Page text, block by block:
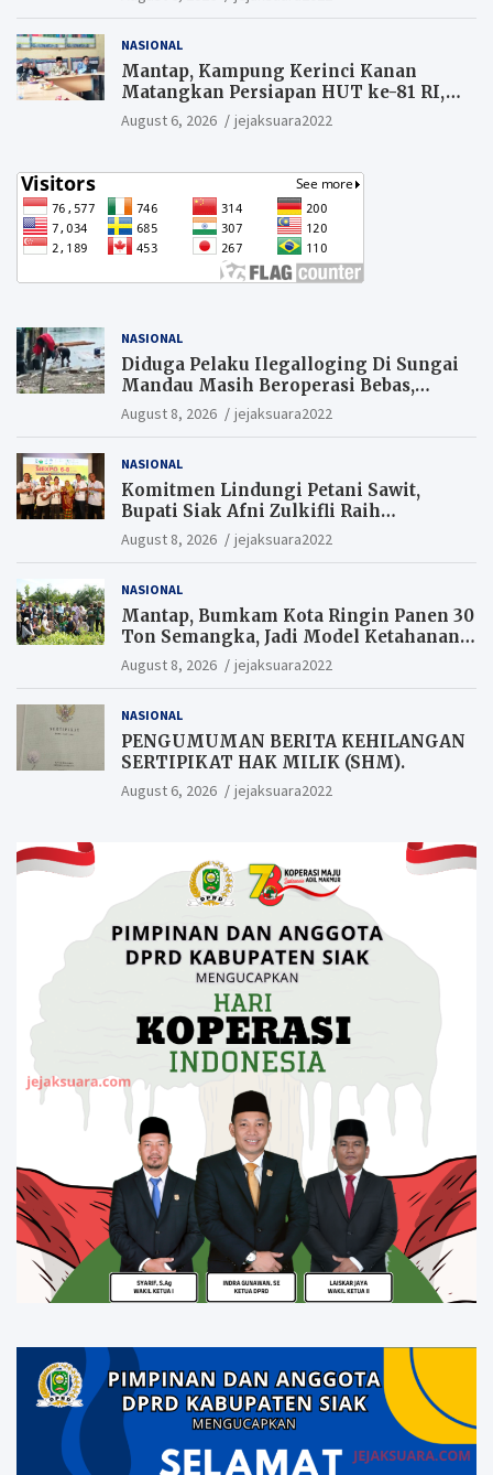
NASIONAL
Mantap, Kampung Kerinci Kanan
Matangkan Persiapan HUT ke-81 RI,
Warga yang ikut Upacara
Berkesempatan Raih Hadiah
August 6, 2026 jejaksuara2022
NASIONAL
Diduga Pelaku Ilegalloging Di Sungai
Mandau Masih Beroperasi Bebas,
Masyarakat Minta Aparat Penegak
Hukum Segera Tangkap Aktor Dan
August 8, 2026 jejaksuara2022
NASIONAL
Komitmen Lindungi Petani Sawit,
Bupati Siak Afni Zulkifli Raih
Penghargaan SIEXPO 2026
August 8, 2026 jejaksuara2022
NASIONAL
Mantap, Bumkam Kota Ringin Panen 30
Ton Semangka, Jadi Model Ketahanan
Pangan Siak.
August 8, 2026 jejaksuara2022
NASIONAL
PENGUMUMAN BERITA KEHILANGAN
SERTIPIKAT HAK MILIK (SHM).
August 6, 2026 jejaksuara2022